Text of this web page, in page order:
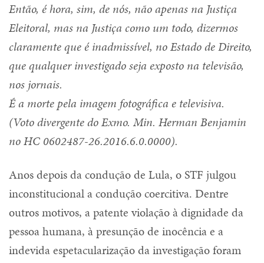
Então, é hora, sim, de nós, não apenas na Justiça
Eleitoral, mas na Justiça como um todo, dizermos
claramente que é inadmissível, no Estado de Direito,
que qualquer investigado seja exposto na televisão,
nos jornais.
É a morte pela imagem fotográfica e televisiva.
(Voto divergente do Exmo. Min. Herman Benjamin
no HC 0602487-26.2016.6.0.0000).
Anos depois da condução de Lula, o STF julgou
inconstitucional a condução coercitiva. Dentre
outros motivos, a patente violação à dignidade da
pessoa humana, à presunção de inocência e a
indevida espetacularização da investigação foram